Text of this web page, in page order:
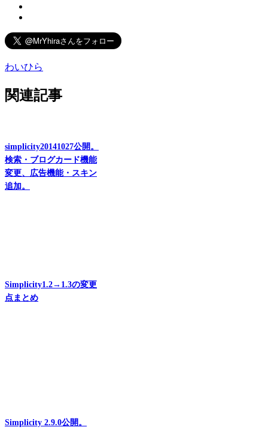
わいひら
関連記事
simplicity20141027公開。
検索・ブログカード機能
変更、広告機能・スキン
追加。
Simplicity1.2→1.3の変更
点まとめ
Simplicity 2.9.0公開。